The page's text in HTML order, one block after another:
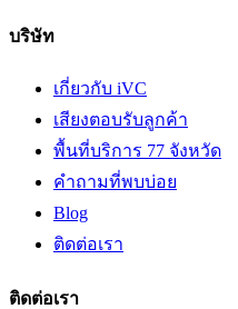
บริษัท
เกี่ยวกับ iVC
เสียงตอบรับลูกค้า
พื้นที่บริการ 77 จังหวัด
คำถามที่พบบ่อย
Blog
ติดต่อเรา
ติดต่อเรา